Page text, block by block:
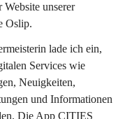
unserer
Oslip.
lade ich ein,
Services wie
Neuigkeiten,
und Informationen
Die App CITIES